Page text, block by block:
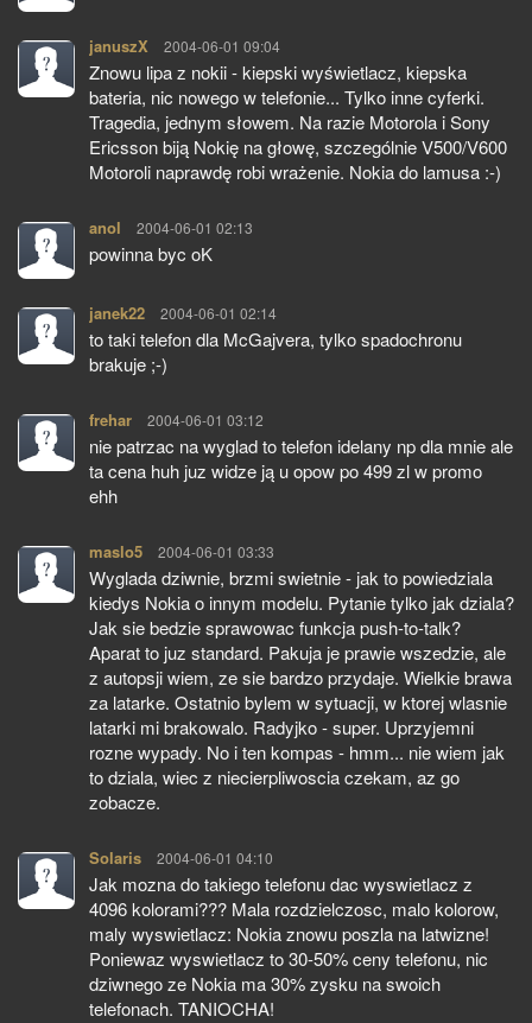
januszX pisze:
2004-06-01 09:04
Znowu lipa z nokii - kiepski wyświetlacz, kiepska
bateria, nic nowego w telefonie... Tylko inne cyferki.
Tragedia, jednym słowem. Na razie Motorola i Sony
Ericsson biją Nokię na głowę, szczególnie V500/V600
Motoroli naprawdę robi wrażenie. Nokia do lamusa :-)
anol pisze:
2004-06-01 02:13
powinna byc oK
janek22 pisze:
2004-06-01 02:14
to taki telefon dla McGajvera, tylko spadochronu
brakuje ;-)
frehar pisze:
2004-06-01 03:12
nie patrzac na wyglad to telefon idelany np dla mnie ale
ta cena huh juz widze ją u opow po 499 zl w promo
ehh
maslo5 pisze:
2004-06-01 03:33
Wyglada dziwnie, brzmi swietnie - jak to powiedziala
kiedys Nokia o innym modelu. Pytanie tylko jak dziala?
Jak sie bedzie sprawowac funkcja push-to-talk?
Aparat to juz standard. Pakuja je prawie wszedzie, ale
z autopsji wiem, ze sie bardzo przydaje. Wielkie brawa
za latarke. Ostatnio bylem w sytuacji, w ktorej wlasnie
latarki mi brakowalo. Radyjko - super. Uprzyjemni
rozne wypady. No i ten kompas - hmm... nie wiem jak
to dziala, wiec z niecierpliwoscia czekam, az go
zobacze.
Solaris pisze:
2004-06-01 04:10
Jak mozna do takiego telefonu dac wyswietlacz z
4096 kolorami??? Mala rozdzielczosc, malo kolorow,
maly wyswietlacz: Nokia znowu poszla na latwizne!
Poniewaz wyswietlacz to 30-50% ceny telefonu, nic
dziwnego ze Nokia ma 30% zysku na swoich
telefonach. TANIOCHA!